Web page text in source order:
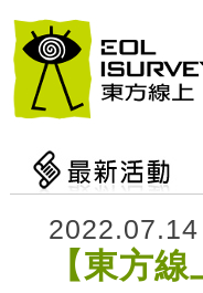
2022.07.14
【東方